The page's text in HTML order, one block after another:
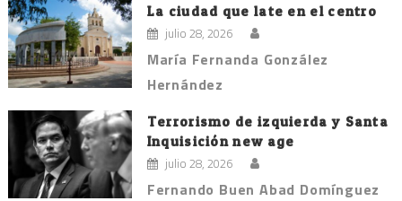
La ciudad que late en el centro
julio 28, 2026
María Fernanda González
Hernández
Terrorismo de izquierda y Santa
Inquisición new age
julio 28, 2026
Fernando Buen Abad Domínguez